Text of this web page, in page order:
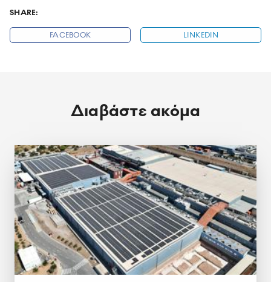
SHARE:
FACEBOOK LINKEDIN
Διαβάστε ακόμα